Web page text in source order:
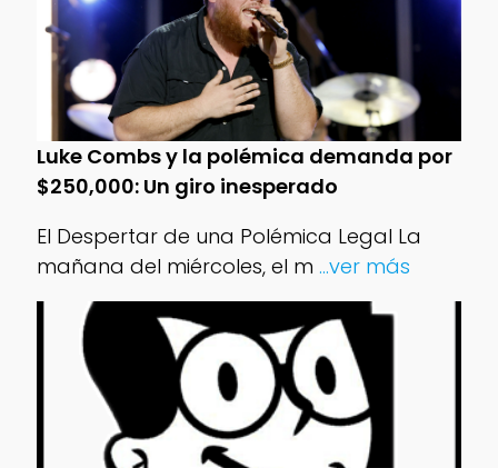
Luke Combs y la polémica demanda por
$250,000: Un giro inesperado
El Despertar de una Polémica Legal La
mañana del miércoles, el m ...ver más